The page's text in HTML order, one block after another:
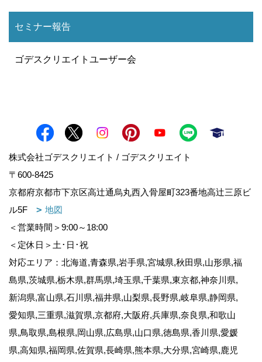
セミナー報告
ゴデスクリエイトユーザー会
株式会社ゴデスクリエイト / ゴデスクリエイト
〒600-8425
京都府京都市下京区高辻通烏丸西入骨屋町323番地高辻三原ビ
ル5F
地図
＜営業時間＞9:00～18:00
＜定休日＞土･日･祝
対応エリア：北海道,青森県,岩手県,宮城県,秋田県,山形県,福
島県,茨城県,栃木県,群馬県,埼玉県,千葉県,東京都,神奈川県,
新潟県,富山県,石川県,福井県,山梨県,長野県,岐阜県,静岡県,
愛知県,三重県,滋賀県,京都府,大阪府,兵庫県,奈良県,和歌山
県,鳥取県,島根県,岡山県,広島県,山口県,徳島県,香川県,愛媛
県,高知県,福岡県,佐賀県,長崎県,熊本県,大分県,宮崎県,鹿児